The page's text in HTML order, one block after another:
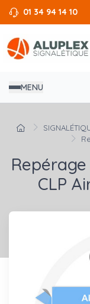
01 34 94 14 10
MENU
CLP